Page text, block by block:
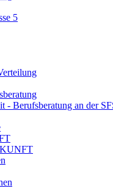
5
- Berufsberatung an der